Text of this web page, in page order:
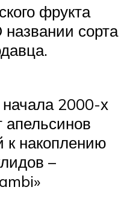
фрукта
названии сорта
2000-х
апельсинов
к накоплению
–